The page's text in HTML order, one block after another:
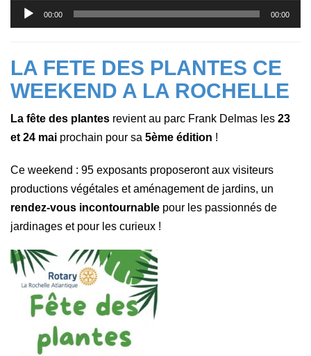
Lecteur
audio
00:00 00:00
LA FETE DES PLANTES CE
WEEKEND A LA ROCHELLE
La fête des plantes revient au parc Frank Delmas les 23
et 24 mai prochain pour sa 5ème édition !
Ce weekend : 95 exposants proposeront aux visiteurs
productions végétales et aménagement de jardins, un
rendez-vous incontournable pour les passionnés de
jardinages et pour les curieux !